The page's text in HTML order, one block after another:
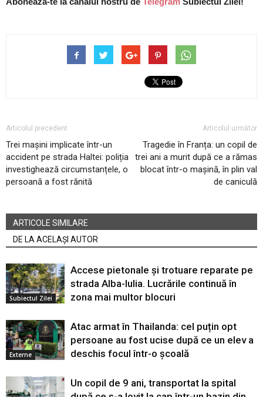
Articolul precedent
Trei mașini implicate într-un
accident pe strada Haltei: poliția
investighează circumstanțele, o
persoană a fost rănită
Articolul următor
Tragedie în Franța: un copil de
trei ani a murit după ce a rămas
blocat într-o mașină, în plin val
de caniculă
ARTICOLE SIMILARE
DE LA ACELAȘI AUTOR
Subiectul Zilei
Accese pietonale și trotuare reparate pe
strada Alba-Iulia. Lucrările continuă în
zona mai multor blocuri
Externe
Atac armat în Thailanda: cel puțin opt
persoane au fost ucise după ce un elev a
deschis focul într-o școală
Un copil de 9 ani, transportat la spital